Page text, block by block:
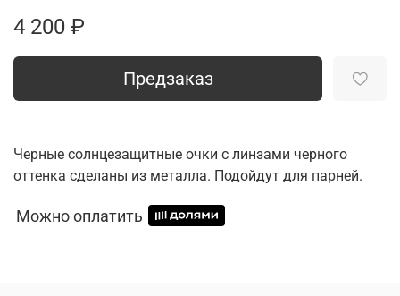
4 200 ₽
Предзаказ
Черные солнцезащитные очки с линзами черного
оттенка сделаны из металла. Подойдут для парней.
Можно оплатить